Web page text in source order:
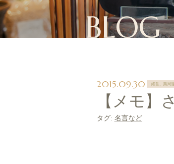
BLOG
2015.09.30 経営、薬局
【メモ】
タグ: 名言など